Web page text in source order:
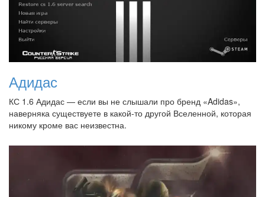
Адидас
КС 1.6 Адидас — если вы не слышали про бренд «Adidas»,
наверняка существуете в какой-то другой Вселенной, которая
никому кроме вас неизвестна.